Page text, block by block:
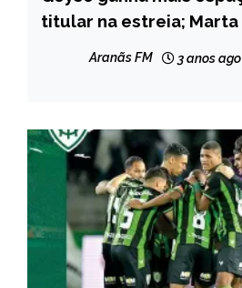
titular na estreia;
Aranãs FM 3 anos ago